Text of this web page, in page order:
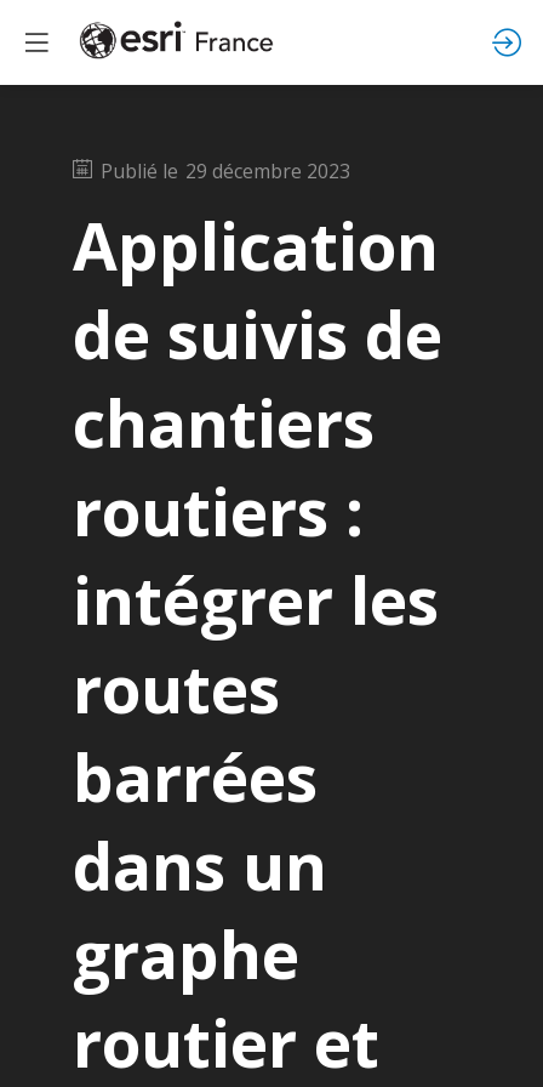
Publié le 29 décembre 2023
Application
de suivis de
chantiers
routiers :
intégrer les
routes
barrées
dans un
graphe
routier et